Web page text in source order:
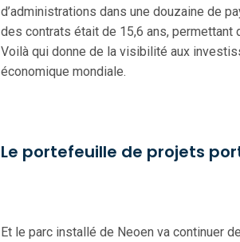
d’administrations dans une douzaine de
des contrats était de 15,6 ans, permettant
Voilà qui donne de la visibilité aux
économique mondiale.
Le portefeuille de projets
Et le parc installé de Neoen va continuer